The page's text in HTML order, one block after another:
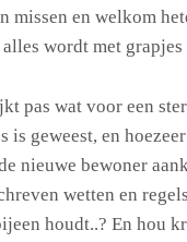
missen en welkom
wordt met grapjes
pas wat voor een
is geweest, en
nieuwe bewoner
wetten en
houdt..? En hou